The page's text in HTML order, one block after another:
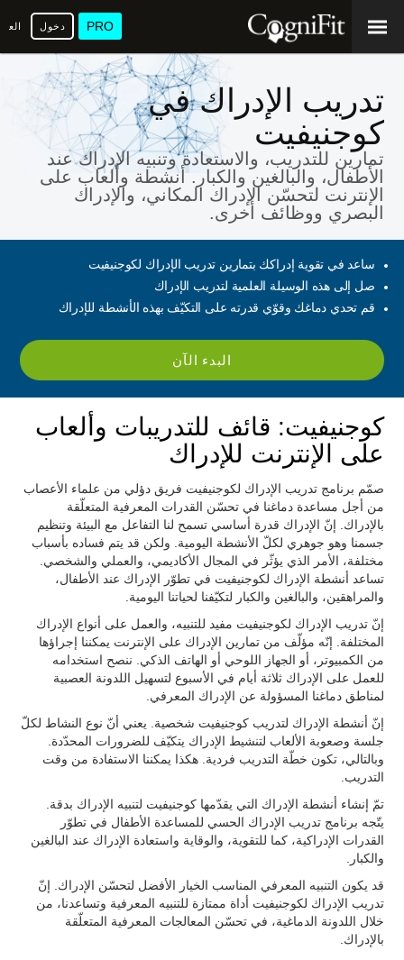
PRO دخول
تدريب الإدراك في
كوجنيفيت
تمارين للتدريب، والاستعادة وتنبيه الإدراك عند
الأطفال، والبالغين والكبار. أنشطة وألعاب على
الإنترنت لتحسّن الإدراك المكاني، والإدراك
البصري ووظائف أخرى.
ساعد في تقوية إدراكك بتمارين تدريب الإدراك لكوجنيفيت
صل إلى هذه الوسيلة العلمية لتدريب الإدراك
قم تحدي دماغك وقوّي قدرته على التكيّف بهذه الأنشطة للإدراك
البدء الآن
كوجنيفيت: قائف للتدريبات وألعاب
على الإنترنت للإدراك
صمّم برنامج تدريب الإدراك لكوجنيفيت فريق دؤلي من علماء الأعصاب
من أجل مساعدة دماغنا في تحسّن القدرات المعرفية المتعلّقة
بالإدراك. إنّ الإدراك قدرة أساسي تسمح لنا التفاعل مع البيئة وتنظيم
جسمنا وهو جوهري لكلّ الأنشطة اليومية. ولكن قد يتم فساده بأسباب
مختلفة، الأمر الذي يؤثّر في المجال الأكاديمي، والعملي والشخصي.
تساعد أنشطة الإدراك لكوجنيفيت في تطوّر الإدراك عند الأطفال،
والمراهقين، والبالغين والكبار لتكيّفنا لحياتنا اليومية.
إنّ تدريب الإدراك لكوجنيفيت مفيد للتنبيه، والعمل على أنواع الإدراك
المختلفة. إنّه مؤلّف من تمارين الإدراك على الإنترنت يمكننا إجراؤها
من الكمبيوتر، أو الجهاز اللوحي أو الهاتف الذكي. ننصح استخدامه
للعمل على الإدراك ثلاثة أيام في الأسبوع لتسهيل اللدونة العصبية
لمناطق دماغنا المسؤولة عن الإدراك المعرفي.
إنّ أنشطة الإدراك لتدريب كوجنيفيت شخصية. يعني أنّ نوع النشاط لكلّ
جلسة وصعوبة الألعاب لتنشيط الإدراك يتكيّف للضرورات المحدّدة.
وبالتالي، تكون خطّة التدريب فردية. هكذا يمكننا الاستفادة من وقت
التدريب.
تمّ إنشاء أنشطة الإدراك التي يقدّمها كوجنيفيت لتنبيه الإدراك بدقة.
يتّجه برنامج تدريب الإدراك الحسي للمساعدة الأطفال في تطوّر
القدرات الإدراكية، كما للتقوية، والوقاية واستعادة الإدراك عند البالغين
والكبار.
قد يكون التنبيه المعرفي المناسب الخيار الأفضل لتحسّن الإدراك. إنّ
تدريب الإدراك لكوجنيفيت أداة ممتازة للتنبيه المعرفية وتساعدنا، من
خلال اللدونة الدماغية، في تحسّن المعالجات المعرفية المتعلّقة
بالإدراك.